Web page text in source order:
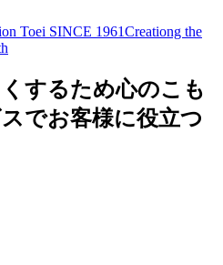
するため心のこも
でお客様に役立つ